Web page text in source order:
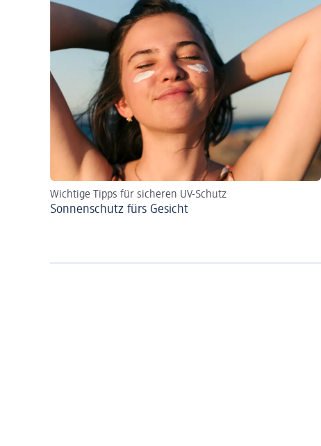
Wichtige Tipps für sicheren UV-Schutz
Sonnenschutz fürs Gesicht